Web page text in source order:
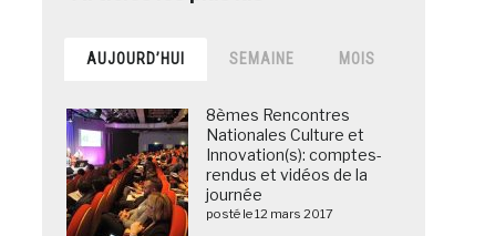
AUJOURD’HUI SEMAINE MOIS
8èmes Rencontres
Nationales Culture et
Innovation(s): comptes-
rendus et vidéos de la
journée
posté le 12 mars 2017